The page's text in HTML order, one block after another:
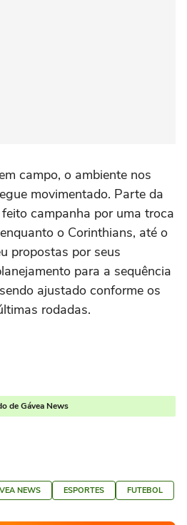
campo, o ambiente nos
movimentado. Parte da
campanha por uma troca
o Corinthians, até o
propostas por seus
para a sequência
ajustado conforme os
rodadas.
de Gávea News
NEWS ESPORTES FUTEBOL